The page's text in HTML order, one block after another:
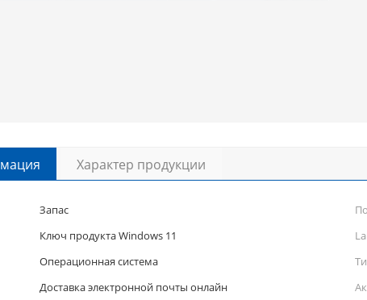
Характер продукции
Запас
Ключ продукта Windows 11
Операционная система
Доставка электронной почты онлайн